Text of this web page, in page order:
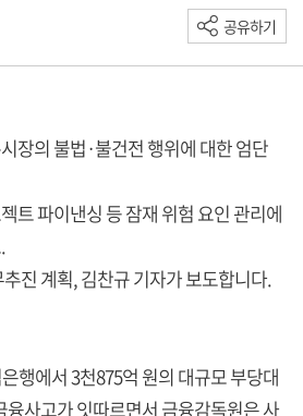
공유하기
장의 불법·불건전 행위에 대한 엄단
트 파이낸싱 등 잠재 위험 요인 관리에
진 계획, 김찬규 기자가 보도합니다.
행에서 3천875억 원의 대규모 부당대
융사고가 잇따르면서 금융감독원은 사